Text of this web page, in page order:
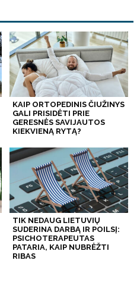
KAIP ORTOPEDINIS ČIUŽINYS
GALI PRISIDĖTI PRIE
GERESNĖS SAVIJAUTOS
KIEKVIENĄ RYTĄ?
TIK NEDAUG LIETUVIŲ
SUDERINA DARBĄ IR POILSĮ:
PSICHOTERAPEUTAS
PATARIA, KAIP NUBRĖŽTI
RIBAS